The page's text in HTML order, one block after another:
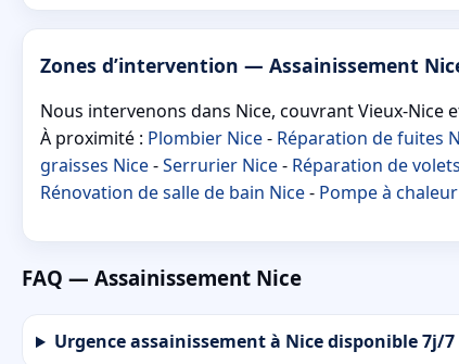
Zones d’intervention — Assainissement
Nous intervenons dans Nice, couvrant Vieux-
À proximité : Plombier Nice- Réparation de fuites
graisses Nice-Serrurier Nice- Réparation de
Rénovation de salle de bain Nice- Pompe à
FAQ — Assainissement Nice
Urgence assainissement à Nice disponible 7j/